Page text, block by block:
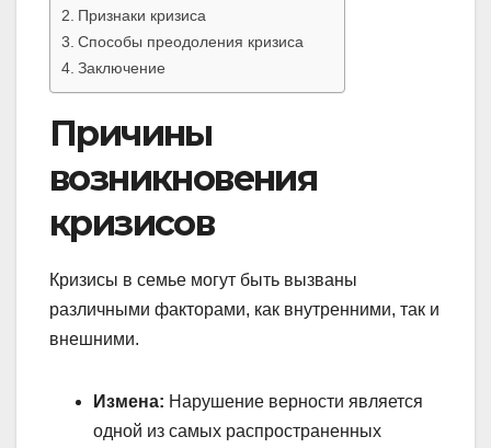
Признаки кризиса
Способы преодоления кризиса
Заключение
Причины
возникновения
кризисов
Кризисы в семье могут быть вызваны
различными факторами, как внутренними, так и
внешними.
Измена: Нарушение верности является
одной из самых распространенных